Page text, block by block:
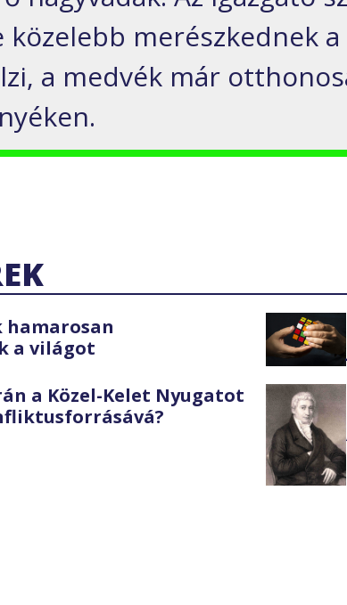
közelebb merészkednek
a medvék már
hamarosan
a világot
a Közel-Kelet Nyugatot